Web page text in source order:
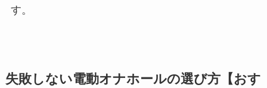
す。
失敗しない電動オナホールの選び方【おす